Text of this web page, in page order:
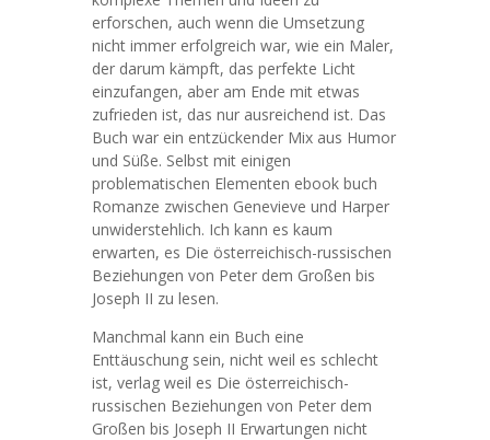
erforschen, auch wenn die Umsetzung
nicht immer erfolgreich war, wie ein Maler,
der darum kämpft, das perfekte Licht
einzufangen, aber am Ende mit etwas
zufrieden ist, das nur ausreichend ist. Das
Buch war ein entzückender Mix aus Humor
und Süße. Selbst mit einigen
problematischen Elementen ebook buch
Romanze zwischen Genevieve und Harper
unwiderstehlich. Ich kann es kaum
erwarten, es Die österreichisch-russischen
Beziehungen von Peter dem Großen bis
Joseph II zu lesen.
Manchmal kann ein Buch eine
Enttäuschung sein, nicht weil es schlecht
ist, verlag weil es Die österreichisch-
russischen Beziehungen von Peter dem
Großen bis Joseph II Erwartungen nicht